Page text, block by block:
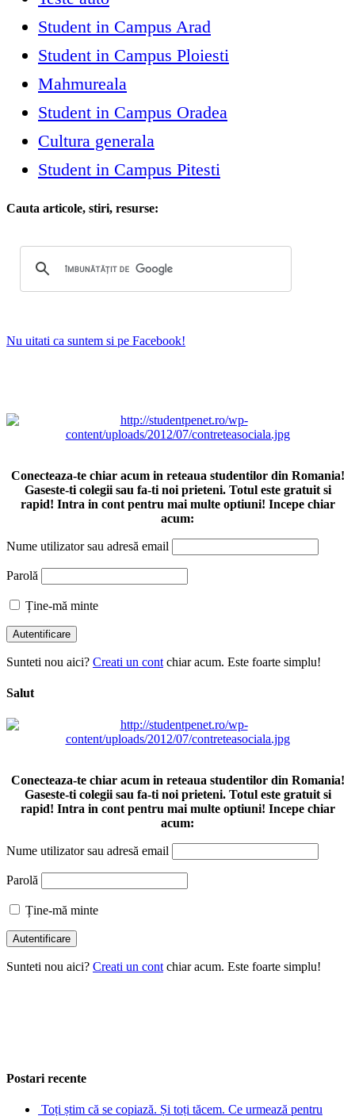
Student in Campus Arad
Student in Campus Ploiesti
Mahmureala
Student in Campus Oradea
Cultura generala
Student in Campus Pitesti
Cauta articole, stiri, resurse:
Nu uitati ca suntem si pe Facebook!
Conecteaza-te chiar acum in reteaua studentilor din Romania!
Gaseste-ti colegii sau fa-ti noi prieteni. Totul este gratuit si
rapid! Intra in cont pentru mai multe optiuni! Incepe chiar
acum:
Nume utilizator sau adresă email
Parolă
Ține-mă minte
Sunteti nou aici? Creati un cont chiar acum. Este foarte simplu!
Salut
Conecteaza-te chiar acum in reteaua studentilor din Romania!
Gaseste-ti colegii sau fa-ti noi prieteni. Totul este gratuit si
rapid! Intra in cont pentru mai multe optiuni! Incepe chiar
acum:
Nume utilizator sau adresă email
Parolă
Ține-mă minte
Sunteti nou aici? Creati un cont chiar acum. Este foarte simplu!
Postari recente
Toți știm că se copiază. Și toți tăcem. Ce urmează pentru